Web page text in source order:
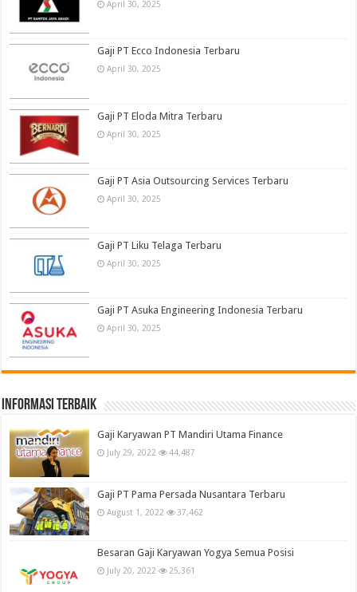
April 30, 2025
Gaji PT Ecco Indonesia Terbaru
April 30, 2025
Gaji PT Eloda Mitra Terbaru
April 30, 2025
Gaji PT Asia Outsourcing Services Terbaru
April 30, 2025
Gaji PT Liku Telaga Terbaru
April 30, 2025
Gaji PT Asuka Engineering Indonesia Terbaru
April 30, 2025
informasi terbaik
Gaji Karyawan PT Mandiri Utama Finance
July 29, 2022 44,487
Gaji PT Pama Persada Nusantara Terbaru
August 1, 2022 37,462
Besaran Gaji Karyawan Yogya Semua Posisi
July 20, 2022 25,361